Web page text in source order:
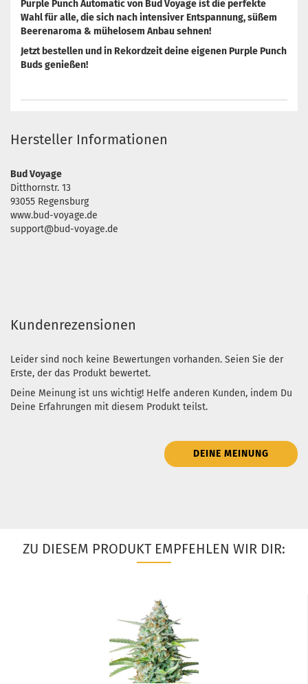
Purple Punch Automatic von Bud Voyage ist die perfekte
Wahl für alle, die sich nach intensiver Entspannung, süßem
Beerenaroma & mühelosem Anbau sehnen!
Jetzt bestellen und in Rekordzeit deine eigenen Purple Punch
Buds genießen!
Hersteller Informationen
Bud Voyage
Ditthornstr. 13
93055 Regensburg
www.bud-voyage.de
support@bud-voyage.de
Kundenrezensionen
Leider sind noch keine Bewertungen vorhanden. Seien Sie der
Erste, der das Produkt bewertet.
Deine Meinung ist uns wichtig! Helfe anderen Kunden, indem Du
Deine Erfahrungen mit diesem Produkt teilst.
DEINE MEINUNG
ZU DIESEM PRODUKT EMPFEHLEN WIR DIR: